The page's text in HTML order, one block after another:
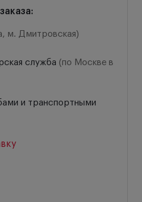
м. Дмитровская)
служба (по Москве в
и транспортными